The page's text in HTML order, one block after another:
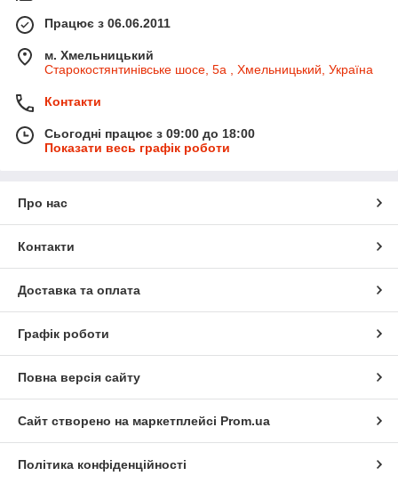
Працює з 06.06.2011
м. Хмельницький
Старокостянтинівське шосе, 5а , Хмельницький, Україна
Контакти
Сьогодні працює з 09:00 до 18:00
Показати весь графік роботи
Про нас
Контакти
Доставка та оплата
Графік роботи
Повна версія сайту
Сайт створено на маркетплейсі Prom.ua
Політика конфіденційності